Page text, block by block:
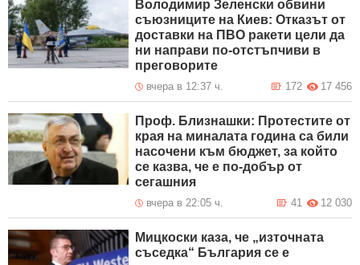
Володимир Зеленски обвини
съюзниците на Киев: Отказът от
доставки на ПВО ракети цели да
ни направи по-отстъпчиви в
преговорите
вчера в 12:37 ч. 17 456
172
Проф. Близнашки: Протестите от
края на миналата година са били
насочени към бюджет, за който
се казва, че е по-добър от
сегашния
вчера в 22:05 ч. 12 030
41
Мицкоски каза, че „източната
съседка“ България се е